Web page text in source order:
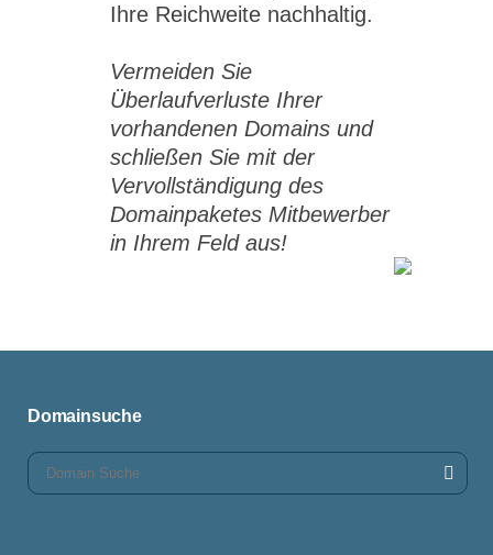
Ihre Reichweite nachhaltig.
Vermeiden Sie
Überlaufverluste Ihrer
vorhandenen Domains und
schließen Sie mit der
Vervollständigung des
Domainpaketes Mitbewerber
in Ihrem Feld aus!
Domainsuche